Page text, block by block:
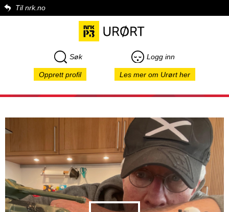
Til nrk.no
Søk Logg inn
Opprett profil Les mer om Urørt her